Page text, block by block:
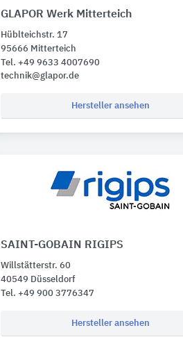
GLAPOR Werk Mitterteich
Hüblteichstr. 17
95666 Mitterteich
Tel. +49 9633 4007690
technik@glapor.de
Hersteller ansehen
SAINT-GOBAIN RIGIPS
Willstätterstr. 60
40549 Düsseldorf
Tel. +49 900 3776347
Hersteller ansehen